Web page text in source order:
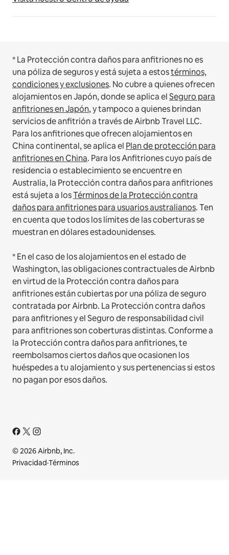
* La Protección contra daños para anfitriones no es
una póliza de seguros y está sujeta a estostérminos,
condiciones y exclusiones. No cubre a quienes ofrecen
alojamientos en Japón, donde se aplica elSeguro para
anfitriones en Japón, y tampoco a quienes brindan
servicios de anfitrión a través de Airbnb Travel LLC.
Para los anfitriones que ofrecen alojamientos en
China continental, se aplica el Plan de protección para
anfitriones en China. Para los Anfitriones cuyo país de
residencia o establecimiento se encuentre en
Australia, la Protección contra daños para anfitriones
está sujeta a losTérminos de la Protección contra
daños para anfitriones para usuarios australianos. Ten
en cuenta que todos los límites de las coberturas se
muestran en dólares estadounidenses.
* En el caso de los alojamientos en el estado de
Washington, las obligaciones contractuales de Airbnb
en virtud de la Protección contra daños para
anfitriones están cubiertas por una póliza de seguro
contratada por Airbnb. La Protección contra daños
para anfitriones y el Seguro de responsabilidad civil
para anfitriones son coberturas distintas. Conforme a
la Protección contra daños para anfitriones, te
reembolsamos ciertos daños que ocasionen los
huéspedes a tu alojamiento y sus pertenencias si estos
no pagan por esos daños.
© 2026 Airbnb, Inc.
Privacidad·Términos